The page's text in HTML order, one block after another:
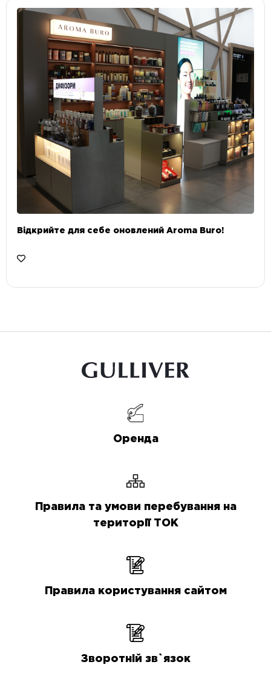
Відкрийте для себе оновлений Aroma Buro! ⠀
Оренда
Правила та умови перебування на
території ТОК
Правила користування сайтом
Зворотній зв`язок